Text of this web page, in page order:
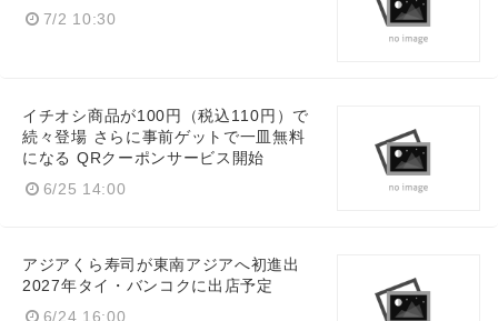
7/2 10:30
イチオシ商品が100円（税込110円）で
続々登場 さらに事前ゲットで一皿無料
になる QRクーポンサービス開始
6/25 14:00
アジアくら寿司が東南アジアへ初進出
2027年タイ・バンコクに出店予定
6/24 16:00